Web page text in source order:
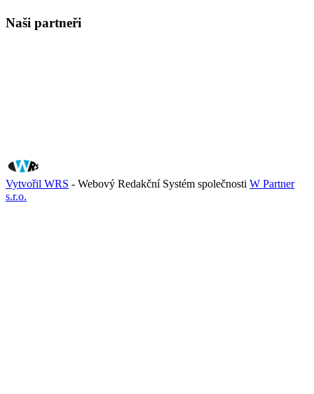
Naši partneři
Vytvořil WRS - Webový Redakční Systém společnosti W Partner
s.r.o.